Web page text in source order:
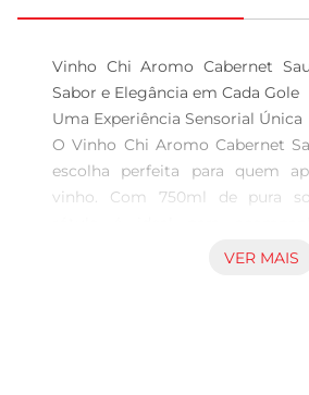
Vinho Chi Aromo Cabernet
Sabor e Elegância em Cada Gole
Uma Experiência Sensorial Única
O Vinho Chi Aromo Cabernet
escolha perfeita para quem
vinho. Com 750ml de pura
especiais ou simplesmente para
VER MAIS